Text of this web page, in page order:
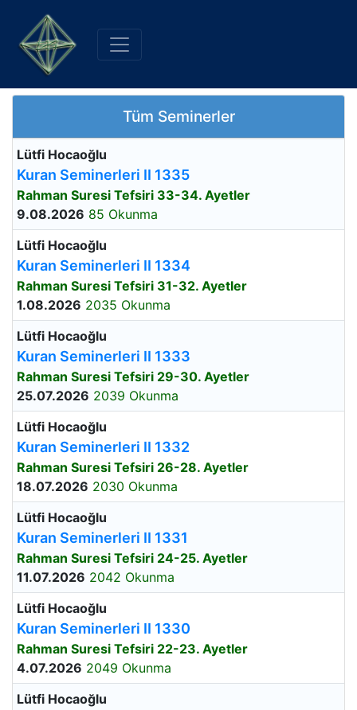
Tüm Seminerler
Lütfi Hocaoğlu
Kuran Seminerleri II 1335
Rahman Suresi Tefsiri 33-34. Ayetler
9.08.2026 85 Okunma
Lütfi Hocaoğlu
Kuran Seminerleri II 1334
Rahman Suresi Tefsiri 31-32. Ayetler
1.08.2026 2035 Okunma
Lütfi Hocaoğlu
Kuran Seminerleri II 1333
Rahman Suresi Tefsiri 29-30. Ayetler
25.07.2026 2039 Okunma
Lütfi Hocaoğlu
Kuran Seminerleri II 1332
Rahman Suresi Tefsiri 26-28. Ayetler
18.07.2026 2030 Okunma
Lütfi Hocaoğlu
Kuran Seminerleri II 1331
Rahman Suresi Tefsiri 24-25. Ayetler
11.07.2026 2042 Okunma
Lütfi Hocaoğlu
Kuran Seminerleri II 1330
Rahman Suresi Tefsiri 22-23. Ayetler
4.07.2026 2049 Okunma
Lütfi Hocaoğlu